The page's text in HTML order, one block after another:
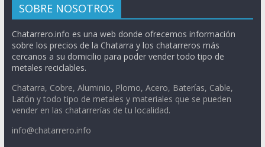
SOBRE NOSOTROS
Chatarrero.info es una web donde ofrecemos información
sobre los precios de la Chatarra y los chatarreros más
cercanos a su domicilio para poder vender todo tipo de
metales reciclables.
Chatarra, Cobre, Aluminio, Plomo, Acero, Baterías, Cable,
Latón y todo tipo de metales y materiales que se pueden
vender en las chatarrerías de tu localidad.
info@chatarrero.info